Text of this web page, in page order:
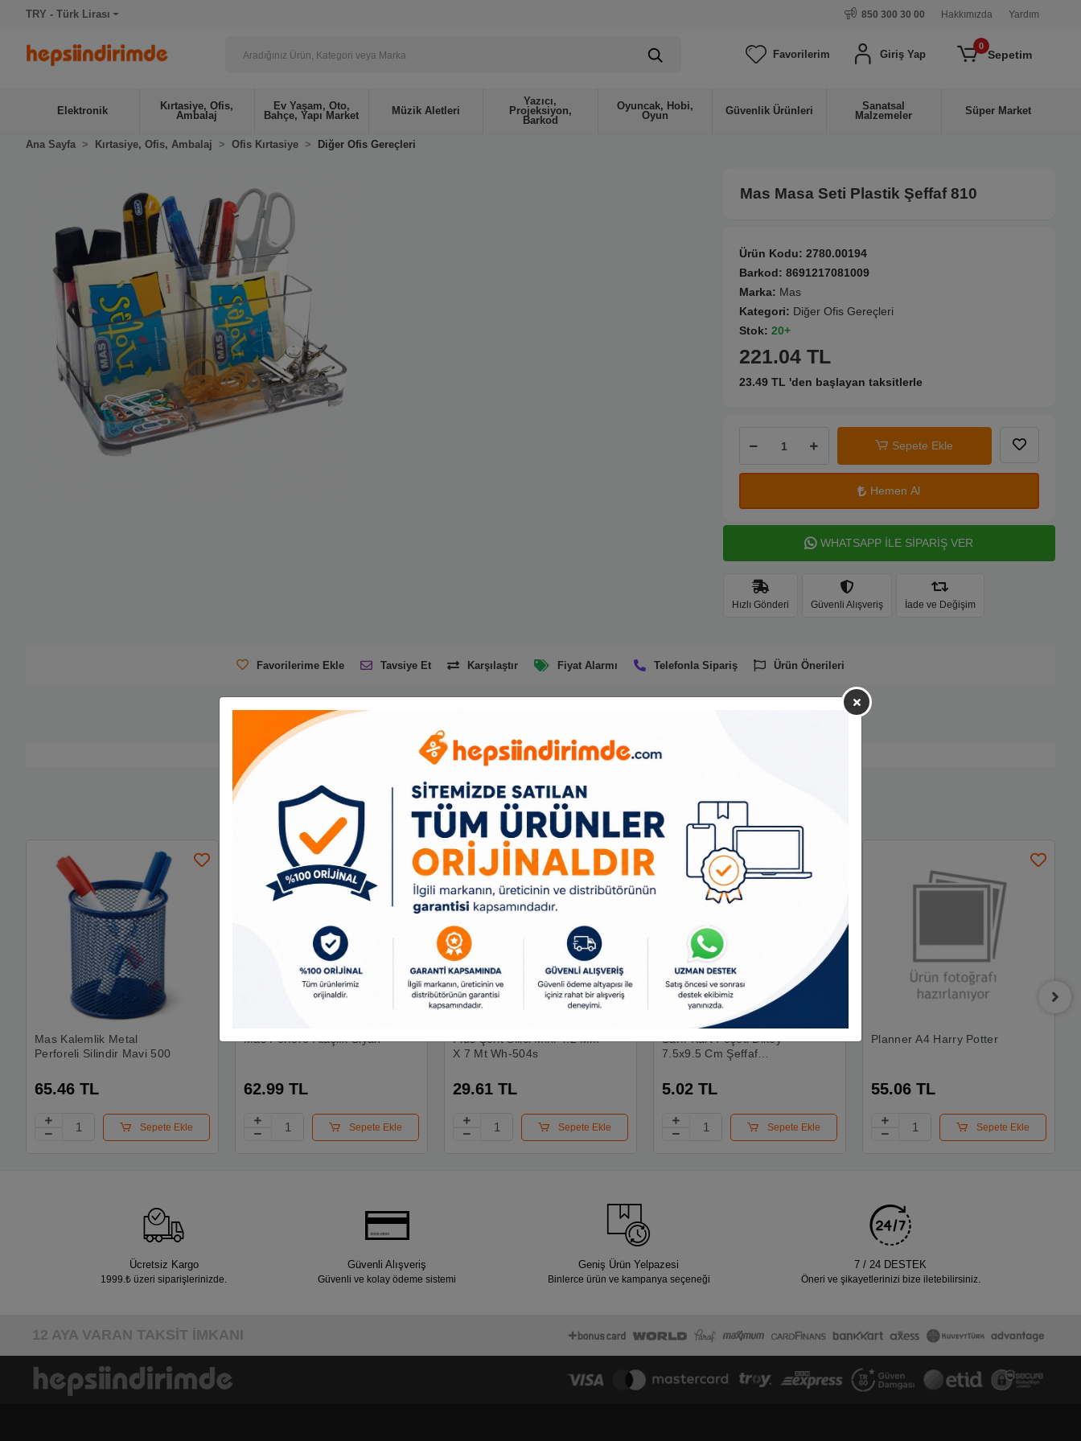
TRY - Türk Lirası 850 300 30 00 Hakkımızda Yardım
Favorilerim Giriş Yap
0
Sepetim
Elektronik
Kırtasiye, Ofis,
Ambalaj
Ev Yaşam, Oto,
Bahçe, Yapı Market
Müzik Aletleri
Yazıcı,
Projeksiyon,
Barkod
Oyuncak, Hobi,
Oyun
Güvenlik Ürünleri
Sanatsal
Malzemeler
Süper Market
Ana Sayfa Kırtasiye, Ofis, Ambalaj Ofis Kırtasiye Diğer Ofis Gereçleri
Mas Masa Seti Plastik Şeffaf 810
Ürün Kodu: 2780.00194
Barkod: 8691217081009
Marka: Mas
Kategori: Diğer Ofis Gereçleri
Stok: 20+
221.04 TL
23.49 TL 'den başlayan taksitlerle
Sepete Ekle
Hemen Al
WHATSAPP İLE SİPARİŞ VER
Hızlı Gönderi Güvenli Alışveriş İade ve Değişim
Favorilerime Ekle Tavsiye Et Karşılaştır Fiyat Alarmı Telefonla Sipariş Ürün Önerileri
Benzer Ürünler
Mas Kalemlik Metal
Perforeli Silindir Mavi 500
65.46 TL
Sepete Ekle
Mas Perfore Ataşlık Siyah
62.99 TL
Sepete Ekle
Plus Şerit Silici Mini 4.2 Mm
X 7 Mt Wh-504s
29.61 TL
Sepete Ekle
Sarff Kart Poşeti Dikey
7.5x9.5 Cm Şeffaf
5.02 TL
Sepete Ekle
Planner A4 Harry Potter
55.06 TL
Sepete Ekle
Ücretsiz Kargo
1999.₺ üzeri siparişlerinizde.
Güvenli Alışveriş
Güvenli ve kolay ödeme sistemi
Geniş Ürün Yelpazesi
Binlerce ürün ve kampanya seçeneği
7 / 24 DESTEK
Öneri ve şikayetlerinizi bize iletebilirsiniz.
12 AYA VARAN TAKSİT İMKANI